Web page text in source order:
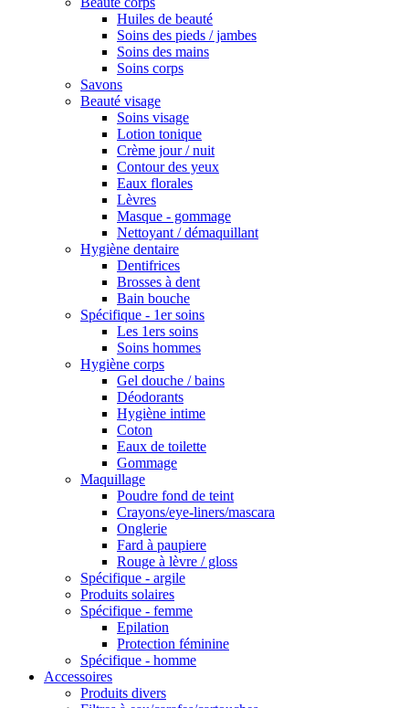
Huiles de beauté
Soins des pieds / jambes
Soins des mains
Soins corps
Savons
Beauté visage
Soins visage
Lotion tonique
Crème jour / nuit
Contour des yeux
Eaux florales
Lèvres
Masque - gommage
Nettoyant / démaquillant
Hygiène dentaire
Dentifrices
Brosses à dent
Bain bouche
Spécifique - 1er soins
Les 1ers soins
Soins hommes
Hygiène corps
Gel douche / bains
Déodorants
Hygiène intime
Coton
Eaux de toilette
Gommage
Maquillage
Poudre fond de teint
Crayons/eye-liners/mascara
Onglerie
Fard à paupiere
Rouge à lèvre / gloss
Spécifique - argile
Produits solaires
Spécifique - femme
Epilation
Protection féminine
Spécifique - homme
Accessoires
Produits divers